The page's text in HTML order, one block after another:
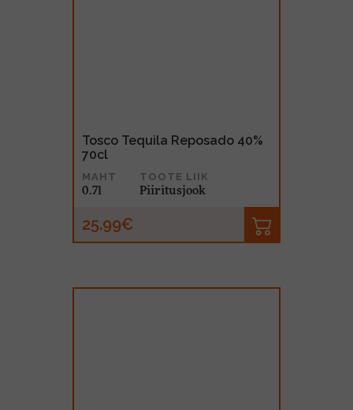
Tosco Tequila Reposado 40%
70cl
MAHT
0.7l
TOOTE LIIK
Piiritusjook
25.99€